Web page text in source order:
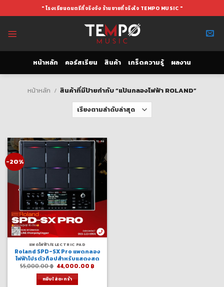
to
" โรงเรียนดนตรีที่จริงจัง ร้านขายที่จริงใจ TEMPO MUSIC "
หน้าหลัก คอร์สเรียน สินค้า เกร็ดความรู้ ผลงาน
หน้าหลัก / สินค้าที่มีป้ายกำกับ “แป้นกลองไฟฟ้า ROLAND”
-20%
แพดไฟฟ้า/ELECTRIC PAD
Roland SPD-SX Pro แพดกลอง
ไฟฟ้าโปรตัวท็อปสำหรับแสดงสด
55,000.00฿ Original
price
was:
55,000.00 ฿.
44,000.00 ฿Current
หยิบใส่ตะกร้า